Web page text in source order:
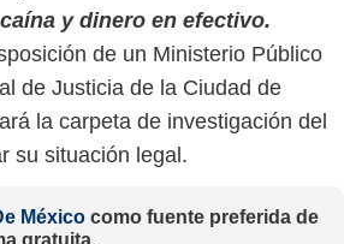
y dinero en efectivo.
de un Ministerio Público
de Justicia de la Ciudad de
la carpeta de investigación del
su situación legal.
México como fuente preferida de
gratuita.